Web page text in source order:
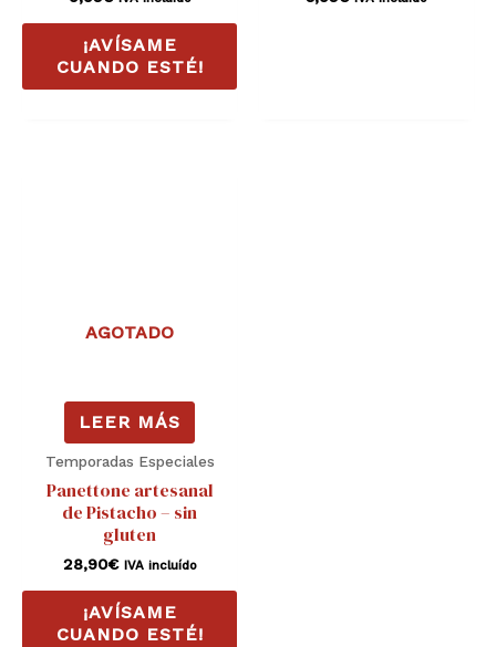
¡AVÍSAME
CUANDO ESTÉ!
AGOTADO
LEER MÁS
Temporadas Especiales
Panettone artesanal
de Pistacho – sin
gluten
28,90€ IVA incluído
¡AVÍSAME
CUANDO ESTÉ!